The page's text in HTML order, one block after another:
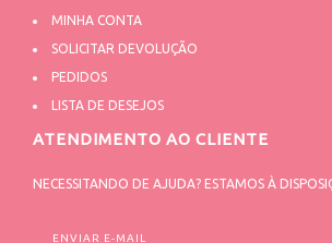
MINHA CONTA
SOLICITAR DEVOLUÇÃO
PEDIDOS
LISTA DE DESEJOS
ATENDIMENTO AO CLIENTE
NECESSITANDO DE AJUDA? ESTAMOS À
ENVIAR E-MAIL